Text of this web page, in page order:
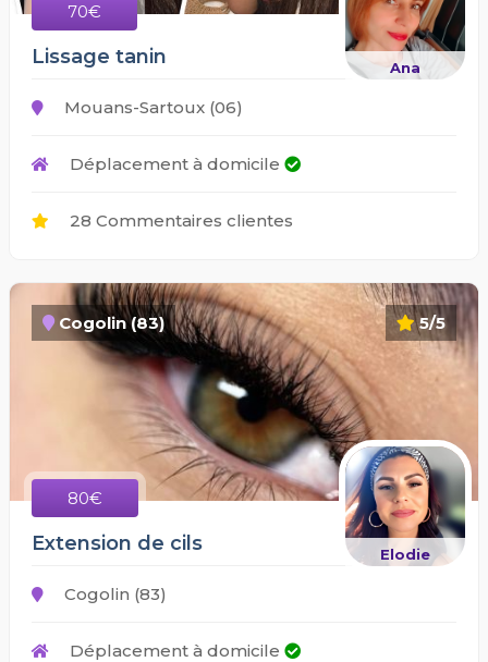
70€
Ana
Lissage tanin
Mouans-Sartoux (06)
Déplacement à domicile
28 Commentaires clientes
5/5
Cogolin (83)
80€
Elodie
Extension de cils
Cogolin (83)
Déplacement à domicile